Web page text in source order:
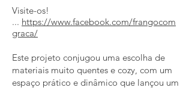
Visite-os!
... https://www.facebook.com/frangocom
graca/
Este projeto conjugou uma escolha de
materiais muito quentes e cozy, com um
espaço prático e dinâmico que lançou um